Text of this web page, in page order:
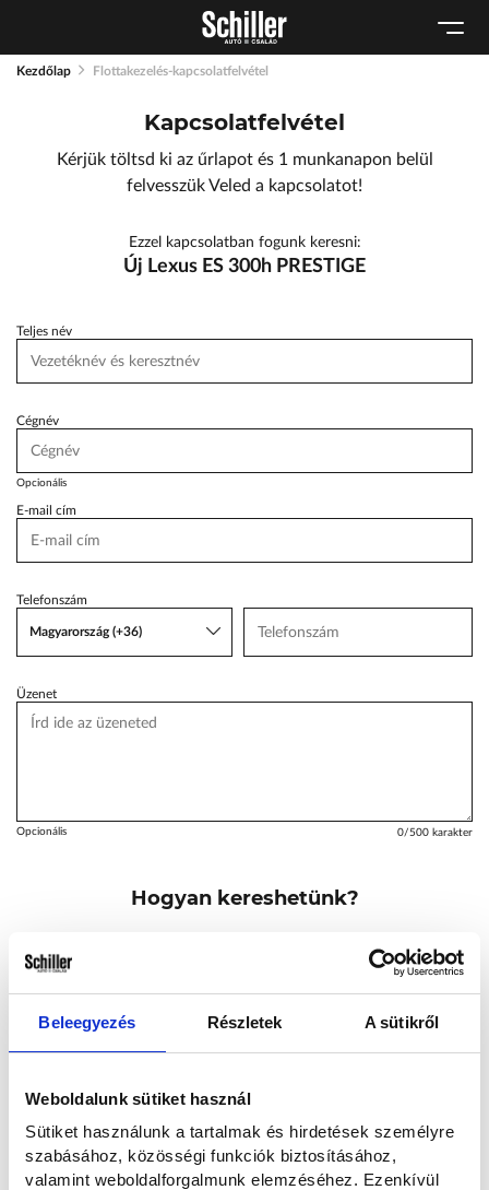
Beleegyezés Részletek A sütikről
Weboldalunk sütiket használ
Sütiket használunk a tartalmak és hirdetések személyre
szabásához, közösségi funkciók biztosításához,
valamint weboldalforgalmunk elemzéséhez. Ezenkívül
Lexus Pest
Audi Schiller
BYD Schiller
Geely Schiller
ŠKODA Schiller
Toyota Schiller
Szerviz cserejárművek
Tesla Approved Body Shop
Kezdőlap Flottakezelés-kapcsolatfelvétel
Kapcsolatfelvétel
Kérjük töltsd ki az űrlapot és 1 munkanapon belül
felvesszük Veled a kapcsolatot!
Ezzel kapcsolatban fogunk keresni:
Új Lexus ES 300h PRESTIGE
Teljes név
Cégnév
Opcionális
E-mail cím
Telefonszám
Magyarország (+36)
Üzenet
Opcionális 0/500 karakter
Hogyan kereshetünk?
Telefonon
Adatvédelmi nyilatkozatbanfoglaltaknak megfelelően.